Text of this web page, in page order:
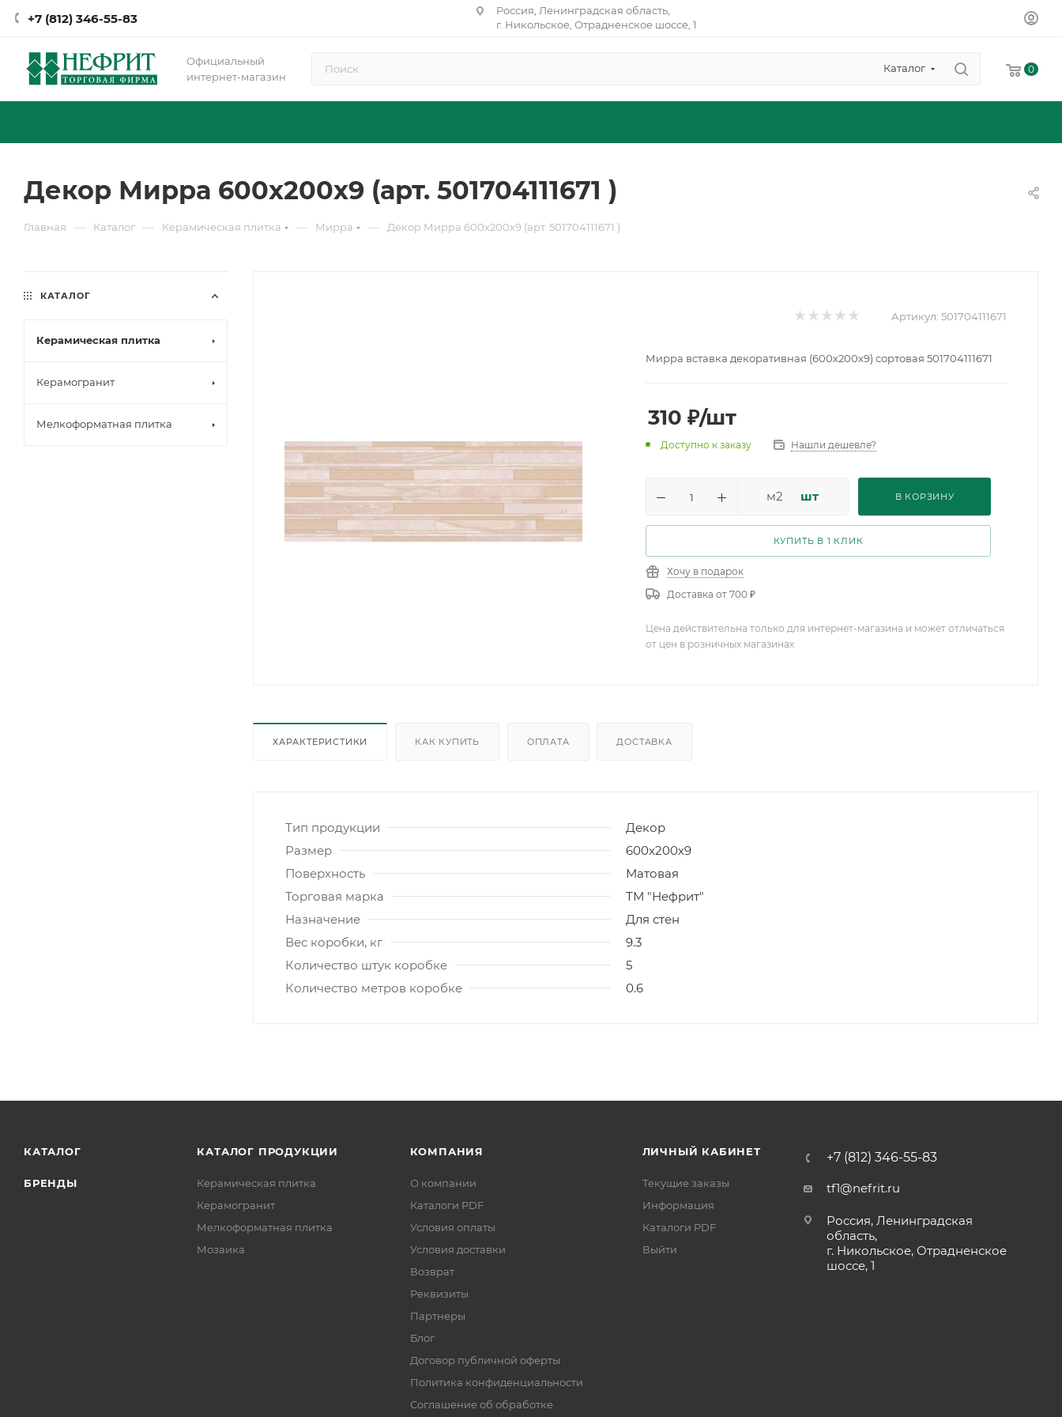
+7 (812) 346-55-83
Россия, Ленинградская область,
г. Никольское, Отрадненское шоссе, 1
Официальный
интернет-магазин
Каталог 0
Декор Мирра 600х200х9 (арт. 501704111671 )
Главная — Каталог — Керамическая плитка — Мирра — Декор Мирра 600х200х9 (арт. 501704111671 )
Артикул: 501704111671
Мирра вставка декоративная (600х200х9) сортовая 501704111671
310 ₽/шт
Доступно к заказу Нашли дешевле?
м2 шт В КОРЗИНУ
КУПИТЬ В 1 КЛИК
Хочу в подарок
Доставка от 700 ₽
Цена действительна только для интернет-магазина и может отличаться
от цен в розничных магазинах
ХАРАКТЕРИСТИКИ КАК КУПИТЬ ОПЛАТА ДОСТАВКА
Тип продукции
Декор
Размер
600х200х9
Поверхность
Матовая
Торговая марка
ТМ "Нефрит"
Назначение
Для стен
Вес коробки, кг
9.3
Количество штук коробке
5
Количество метров коробке
0.6
КАТАЛОГ
Керамическая плитка
Керамогранит
Мелкоформатная плитка
КАТАЛОГ
БРЕНДЫ
КАТАЛОГ ПРОДУКЦИИ
Керамическая плитка
Керамогранит
Мелкоформатная плитка
Мозаика
КОМПАНИЯ
О компании
Каталоги PDF
Условия оплаты
Условия доставки
Возврат
Реквизиты
Партнеры
Блог
Договор публичной оферты
Политика конфиденциальности
Соглашение об обработке
ЛИЧНЫЙ КАБИНЕТ
Текущие заказы
Информация
Каталоги PDF
Выйти
+7 (812) 346-55-83
tf1@nefrit.ru
Россия, Ленинградская
область,
г. Никольское, Отрадненское
шоссе, 1